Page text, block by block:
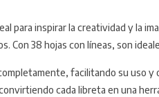
para inspirar la creatividad y la
Con 38 hojas con líneas, son
facilitando su
cada libreta en una